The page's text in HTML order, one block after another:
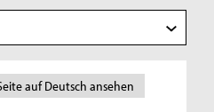
auf Deutsch ansehen